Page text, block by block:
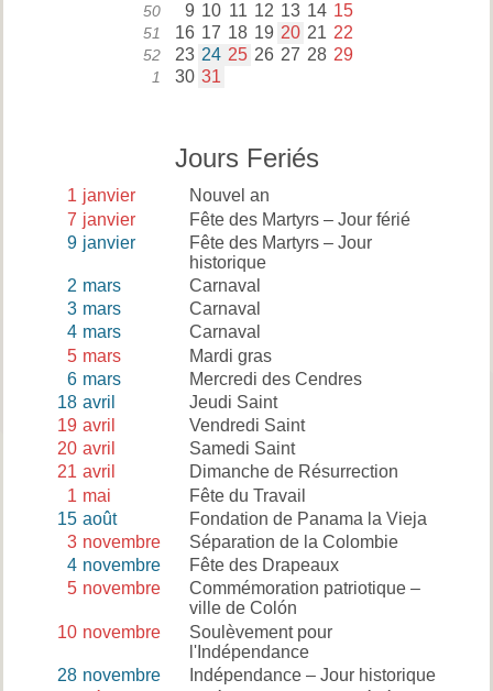
50 9 10 11 12 13 14 15
51 16 17 18 19 20 21 22
52 23 24 25 26 27 28 29
1 30 31
Jours Feriés
1 janvier
Nouvel an
7 janvier
Fête des Martyrs – Jour férié
9 janvier
Fête des Martyrs – Jour
historique
2 mars
Carnaval
3 mars
Carnaval
4 mars
Carnaval
5 mars
Mardi gras
6 mars
Mercredi des Cendres
18 avril
Jeudi Saint
19 avril
Vendredi Saint
20 avril
Samedi Saint
21 avril
Dimanche de Résurrection
1 mai
Fête du Travail
15 août
Fondation de Panama la Vieja
3 novembre
Séparation de la Colombie
4 novembre
Fête des Drapeaux
5 novembre
Commémoration patriotique –
ville de Colón
10 novembre
Soulèvement pour
l'Indépendance
28 novembre
Indépendance – Jour historique